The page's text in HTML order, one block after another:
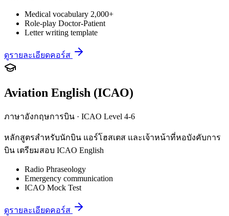
Medical vocabulary 2,000+
Role-play Doctor-Patient
Letter writing template
ดูรายละเอียดคอร์ส
Aviation English (ICAO)
ภาษาอังกฤษการบิน · ICAO Level 4-6
หลักสูตรสำหรับนักบิน แอร์โฮสเตส และเจ้าหน้าที่หอบังคับการ
บิน เตรียมสอบ ICAO English
Radio Phraseology
Emergency communication
ICAO Mock Test
ดูรายละเอียดคอร์ส